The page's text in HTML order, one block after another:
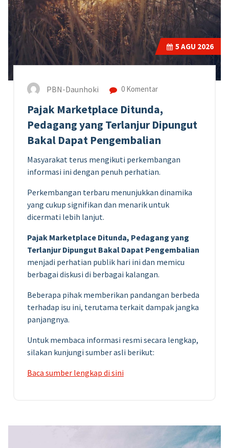
5 AGU 2026
PBN-Daunhoki 0 Komentar
Pajak Marketplace Ditunda,
Pedagang yang Terlanjur Dipungut
Bakal Dapat Pengembalian
Masyarakat terus mengikuti perkembangan
informasi ini dengan penuh perhatian.
Perkembangan terbaru menunjukkan dinamika
yang cukup signifikan dan menarik untuk
dicermati lebih lanjut.
Pajak Marketplace Ditunda, Pedagang yang
Terlanjur Dipungut Bakal Dapat Pengembalian
menjadi perhatian publik hari ini dan memicu
berbagai diskusi di berbagai kalangan.
Beberapa pihak memberikan pandangan berbeda
terhadap isu ini, terutama terkait dampak jangka
panjangnya.
Untuk membaca informasi resmi secara lengkap,
silakan kunjungi sumber asli berikut:
Baca sumber lengkap di sini